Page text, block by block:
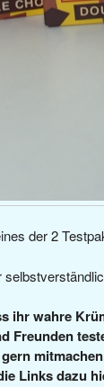
der 2
ihr wahre
Freunden
Links dazu